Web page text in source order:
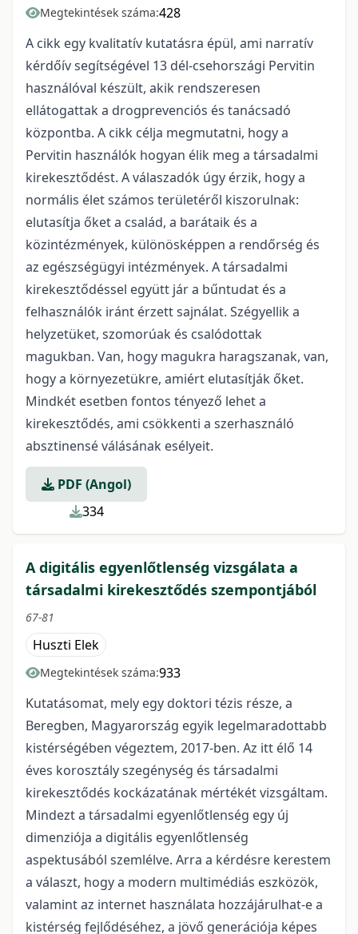
Megtekintések száma:428
A cikk egy kvalitatív kutatásra épül, ami narratív
kérdőív segítségével 13 dél-csehországi Pervitin
használóval készült, akik rendszeresen
ellátogattak a drogprevenciós és tanácsadó
központba. A cikk célja megmutatni, hogy a
Pervitin használók hogyan élik meg a társadalmi
kirekesztődést. A válaszadók úgy érzik, hogy a
normális élet számos területéről kiszorulnak:
elutasítja őket a család, a barátaik és a
közintézmények, különösképpen a rendőrség és
az egészségügyi intézmények. A társadalmi
kirekesztődéssel együtt jár a bűntudat és a
felhasználók iránt érzett sajnálat. Szégyellik a
helyzetüket, szomorúak és csalódottak
magukban. Van, hogy magukra haragszanak, van,
hogy a környezetükre, amiért elutasítják őket.
Mindkét esetben fontos tényező lehet a
kirekesztődés, ami csökkenti a szerhasználó
absztinensé válásának esélyeit.
PDF (Angol)
334
A digitális egyenlőtlenség vizsgálata a
társadalmi kirekesztődés szempontjából
67-81
Huszti Elek
Megtekintések száma:933
Kutatásomat, mely egy doktori tézis része, a
Beregben, Magyarország egyik legelmaradottabb
kistérségében végeztem, 2017-ben. Az itt élő 14
éves korosztály szegénység és társadalmi
kirekesztődés kockázatának mértékét vizsgáltam.
Mindezt a társadalmi egyenlőtlenség egy új
dimenziója a digitális egyenlőtlenség
aspektusából szemlélve. Arra a kérdésre kerestem
a választ, hogy a modern multimédiás eszközök,
valamint az internet használata hozzájárulhat-e a
kistérség fejlődéséhez, a jövő generációja képes